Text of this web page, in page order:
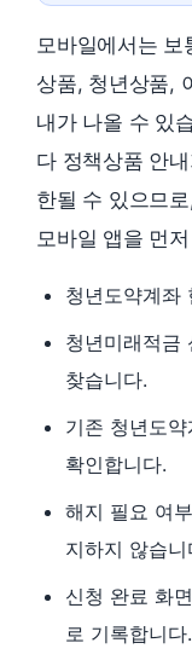
모바일에서는 보
상품, 청년상품,
내가 나올 수 있
다 정책상품 안
한될 수 있으므
모바일 앱을 먼
청년도약계좌
청년미래적금
찾습니다.
기존 청년도
확인합니다.
해지 필요 여
지하지 않습니
신청 완료 화
로 기록합니다.